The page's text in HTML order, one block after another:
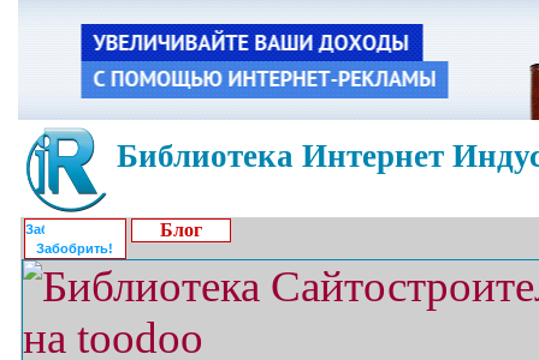
Библиотека Интернет
Забобрить!
Блог